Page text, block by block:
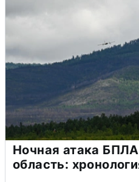
Ночная атака
область: